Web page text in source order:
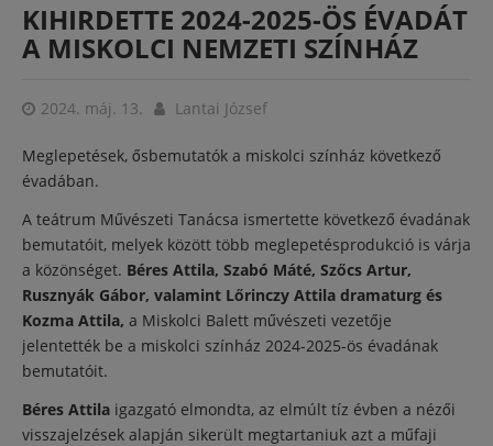
KIHIRDETTE 2024-2025-ÖS ÉVADÁT
A MISKOLCI NEMZETI SZÍNHÁZ
2024. máj. 13. Lantai József
Meglepetések, ősbemutatók a miskolci színház következő
évadában.
A teátrum Művészeti Tanácsa ismertette következő évadának
bemutatóit, melyek között több meglepetésprodukció is várja
a közönséget. Béres Attila, Szabó Máté, Szőcs Artur,
Rusznyák Gábor, valamint Lőrinczy Attila dramaturg és
Kozma Attila, a Miskolci Balett művészeti vezetője
jelentették be a miskolci színház 2024-2025-ös évadának
bemutatóit.
Béres Attila igazgató elmondta, az elmúlt tíz évben a nézői
visszajelzések alapján sikerült megtartaniuk azt a műfaji